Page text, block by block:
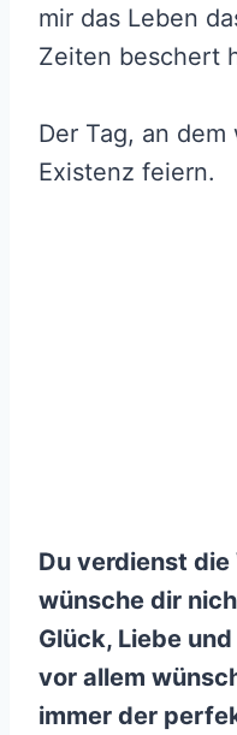
mir das Leben
Zeiten beschert
Der Tag, an
Existenz feiern.
Du verdienst
wünsche dir
Glück, Liebe
vor allem
immer der